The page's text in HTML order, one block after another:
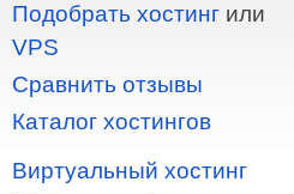
Подобрать хостинг или
VPS
Сравнить отзывы
Каталог хостингов
Виртуальный хостинг